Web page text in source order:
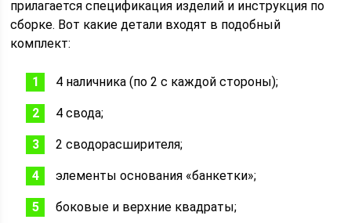
прилагается спецификация изделий и инструкция по
сборке. Вот какие детали входят в подобный
комплект:
4 наличника (по 2 с каждой стороны);
4 свода;
2 сводорасширителя;
элементы основания «банкетки»;
боковые и верхние квадраты;